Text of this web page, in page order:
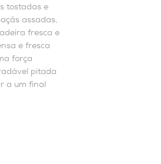
tostadas e
assadas,
fresca e
e fresca
força
pitada
a um final